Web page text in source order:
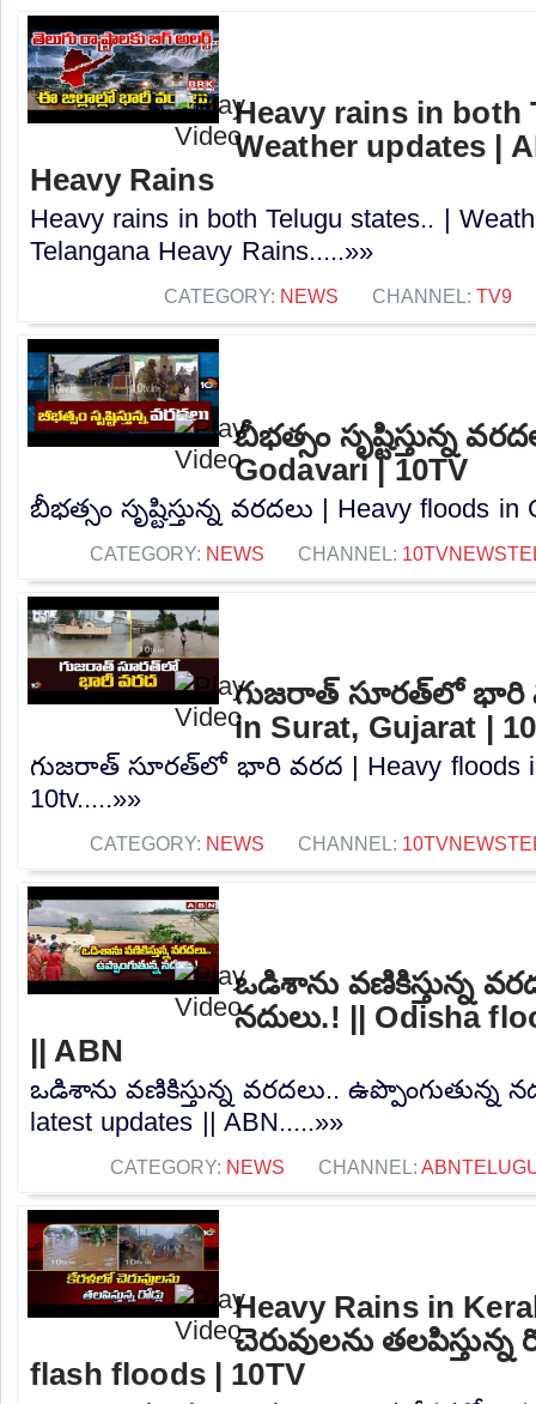
Heavy rains in both
Weather updates |
Heavy Rains
Heavy rains in both Telugu states.. |
Telangana Heavy Rains.....»»
CATEGORY: NEWS CHANNEL: TV9
బీభత్సం సృష్టిస్తున్న
Godavari | 10TV
బీభత్సం సృష్టిస్తున్న వరదలు | Heavy floods in
CATEGORY: NEWS CHANNEL:
గుజరాత్‌ సూరత్‌లో భారి
in Surat, Gujarat |
గుజరాత్‌ సూరత్‌లో భారి వరద | Heavy floods
10tv.....»»
CATEGORY: NEWS CHANNEL:
ఒడిశాను వణికిస్తున్న
నదులు.! || Odisha
|| ABN
ఒడిశాను వణికిస్తున్న వరదలు.. ఉప్పొంగుతున్న
latest updates || ABN.....»»
CATEGORY: NEWS CHANNEL:
Heavy Rains in
చెరువులను తలపిస్తున్న
flash floods | 10TV